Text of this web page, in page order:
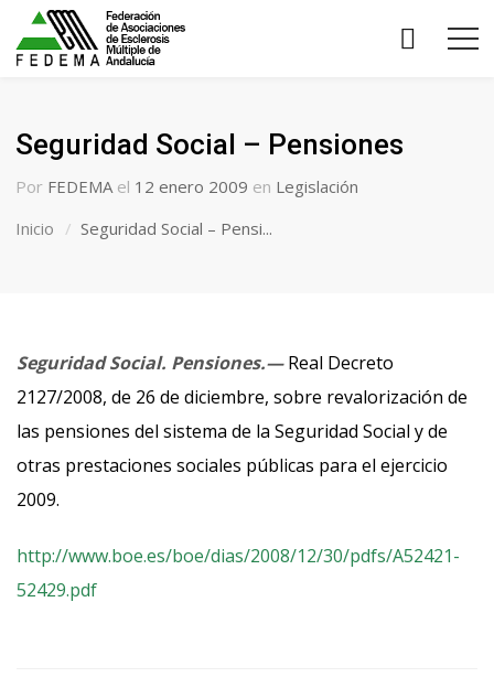
Seguridad Social – Pensiones
Por FEDEMA el 12 enero 2009 en Legislación
Inicio
Seguridad Social – Pensi...
Seguridad Social. Pensiones.—Real Decreto
2127/2008, de 26 de diciembre, sobre revalorización de
las pensiones del sistema de la Seguridad Social y de
otras prestaciones sociales públicas para el ejercicio
2009.
http://www.boe.es/boe/dias/2008/12/30/pdfs/A52421-
52429.pdf